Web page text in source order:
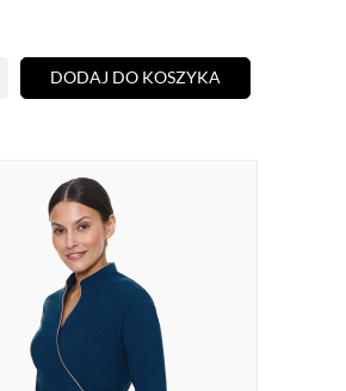
DODAJ DO KOSZYKA